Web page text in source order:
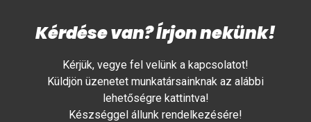
Kérdése van? Írjon nekünk!
Kérjük, vegye fel velünk a kapcsolatot!
Küldjön üzenetet munkatársainknak az alábbi
lehetőségre kattintva!
Készséggel állunk rendelkezésére!